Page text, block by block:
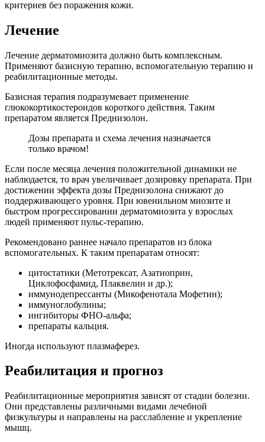
критериев без поражения кожи.
Лечение
Лечение дерматомиозита должно быть комплексным.
Применяют базисную терапию, вспомогательную терапию и
реабилитационные методы.
Базисная терапия подразумевает применение
глюкокортикостероидов короткого действия. Таким
препаратом является Преднизолон.
Дозы препарата и схема лечения назначается
только врачом!
Если после месяца лечения положительной динамики не
наблюдается, то врач увеличивает дозировку препарата. При
достижении эффекта дозы Преднизолона снижают до
поддерживающего уровня. При ювенильном миозите и
быстром прогрессировании дерматомиозита у взрослых
людей применяют пульс-терапию.
Рекомендовано раннее начало препаратов из блока
вспомогательных. К таким препаратам относят:
цитостатики (Метотрексат, Азатиоприн,
Циклофосфамид, Плаквелин и др.);
иммунодепрессанты (Микофенотала Мофетин);
иммуноглобулины;
ингибиторы ФНО-альфа;
препараты кальция.
Иногда используют плазмаферез.
Реабилитация и прогноз
Реабилитационные мероприятия зависят от стадии болезни.
Они представлены различными видами лечебной
физкультуры и направлены на расслабление и укрепление
мышц.